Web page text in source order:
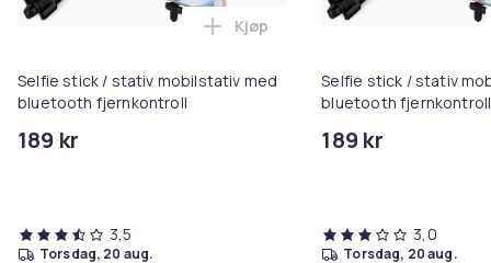
Selfie stick / stativ mobilstativ med
bluetooth fjernkontroll
189 kr
Legg Selfie stick / stativ
Kjøp
3,5
torsdag, 20 aug.
Selfie stick / stativ
bluetooth fjernkontroll
189 kr
3,0
torsdag, 20 aug.